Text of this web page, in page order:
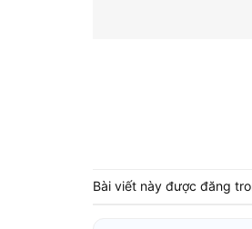
👉 Vì để lâu có thể làm
Nguyên nhân
Bài viết này được đăng